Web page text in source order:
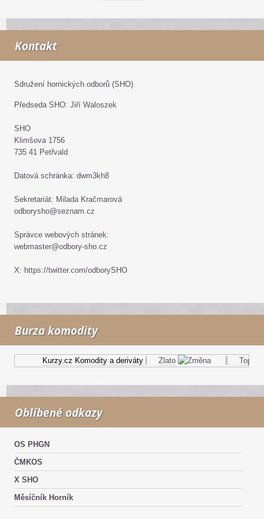
Kontakt
Sdružení hornických odborů (SHO)
Předseda SHO: Jiří Waloszek
SHO
Klimšova 1756
735 41 Petřvald
Datová schránka: dwm3kh8
Sekretariát: Milada Kračmarová
odborysho@seznam.cz
Správce webových stránek:
webmaster@odbory-sho.cz
X: https://twitter.com/odborySHO
Burza komodity
Kurzy.cz Komodity a deriváty Zlato Topný
Oblíbené odkazy
OS PHGN
ČMKOS
X SHO
Měsíčník Horník